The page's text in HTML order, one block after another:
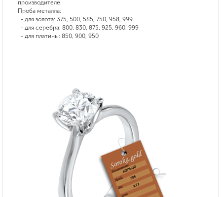
производителе.
Проба металла:
- для золота: 375, 500, 585, 750, 958, 999
- для серебра: 800, 830, 875, 925, 960, 999
- для платины: 850, 900, 950